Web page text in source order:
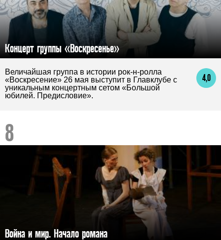
Концерт группы «Воскресенье»
4,0
Величайшая группа в истории рок-н-ролла
«Воскресение» 26 мая выступит в Главклубе с
уникальным концертным сетом «Большой
юбилей. Предисловие».
Война и мир. Начало романа